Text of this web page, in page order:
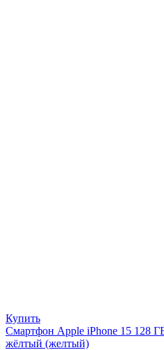
Купить
Смартфон Apple iPhone 15 128
жёлтый (желтый)